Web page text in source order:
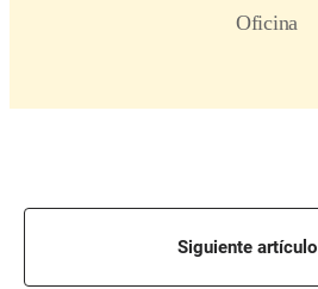
Siguiente artículo